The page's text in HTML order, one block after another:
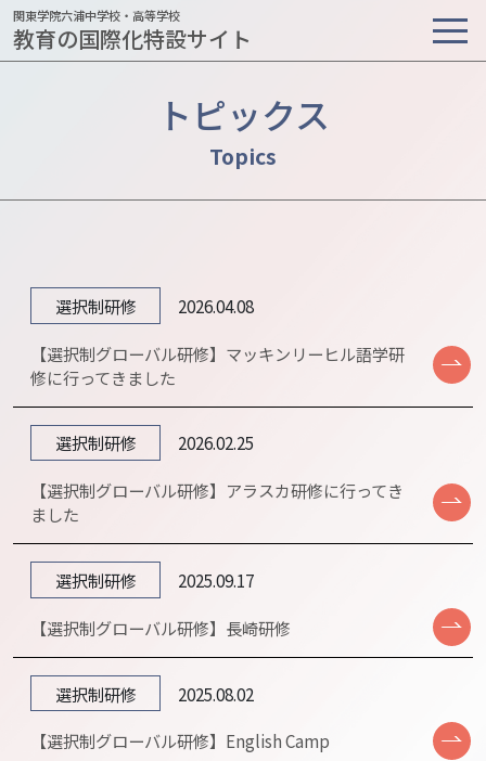
関東学院六浦中学校・高等学校
教育の国際化特設サイト
トピックス
選択制研修
2026.04.08
【選択制グローバル研修】マッキンリーヒル語学研
修に行ってきました
選択制研修
2026.02.25
【選択制グローバル研修】アラスカ研修に行ってき
ました
選択制研修
2025.09.17
【選択制グローバル研修】長崎研修
選択制研修
2025.08.02
【選択制グローバル研修】English Camp